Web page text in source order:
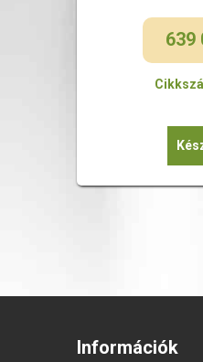
639
Információk